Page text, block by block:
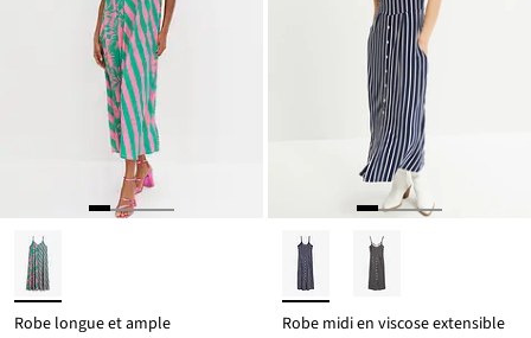
Robe longue et ample Robe midi en viscose extensible